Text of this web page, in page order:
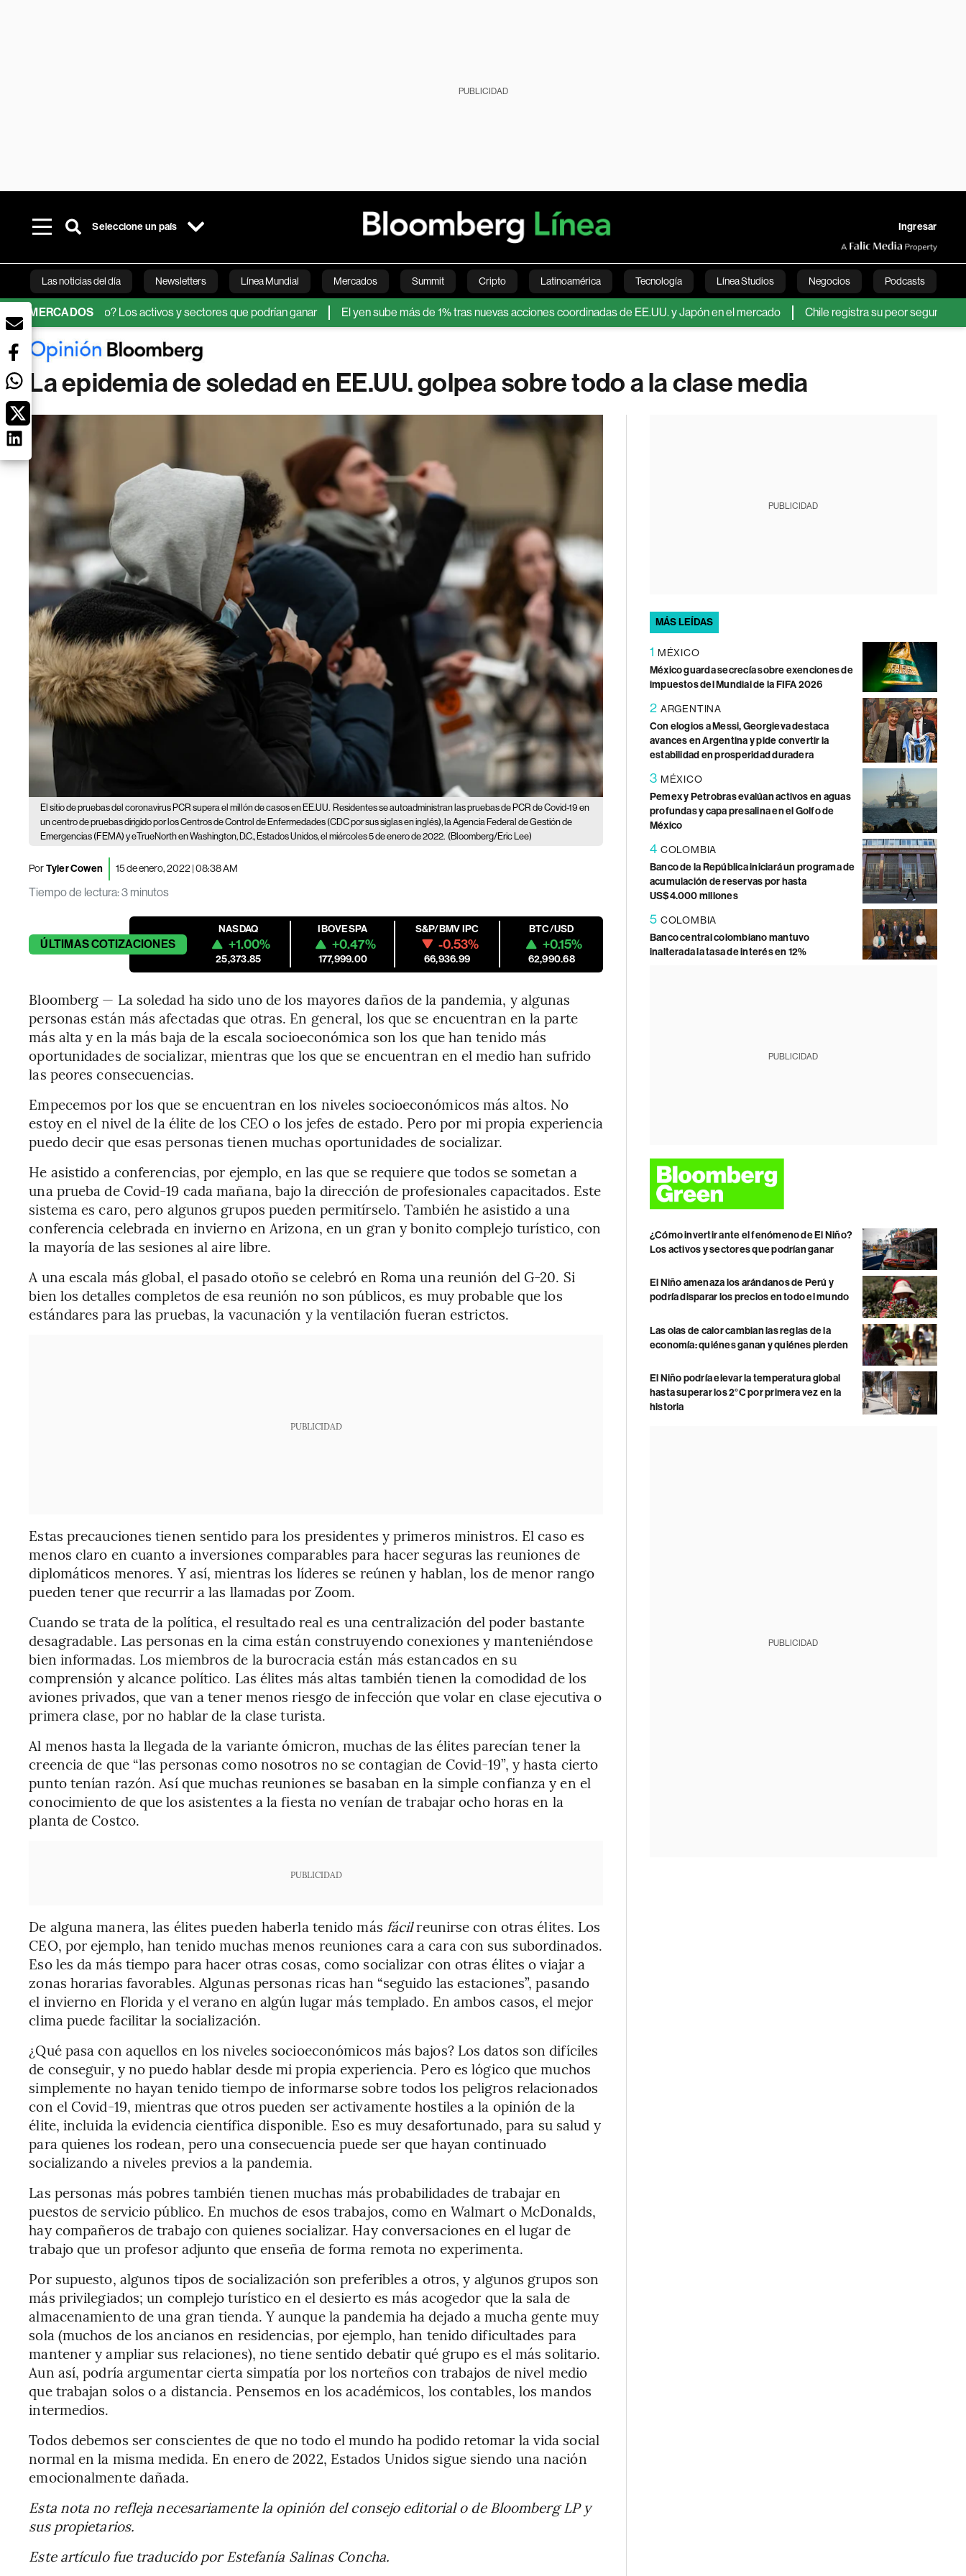
PUBLICIDAD
Seleccione un país Ingresar
Las noticias del día Newsletters Línea Mundial Mercados Summit Cripto Latinoamérica Tecnología Línea Studios Negocios Podcasts
Bloomberg Green Economía Estilo de vida Mundo Videos English
MERCADOS
de El Niño? Los activos y sectores que podrían ganar El yen sube más de 1% tras nuevas acciones coordinadas de EE.UU. y Japón en el mercado Chile registra su peor segundo trimestre
La epidemia de soledad en EE.UU. golpea sobre todo a la clase media
El sitio de pruebas del coronavirus PCR supera el millón de casos en EE.UU. Residentes se autoadministran las pruebas de PCR de Covid-19 en
un centro de pruebas dirigido por los Centros de Control de Enfermedades (CDC por sus siglas en inglés), la Agencia Federal de Gestión de
Emergencias (FEMA) y eTrueNorth en Washington, D.C., Estados Unidos, el miércoles 5 de enero de 2022. (Bloomberg/Eric Lee)
PorTyler Cowen 15 de enero, 2022 | 08:38 AM
Tiempo de lectura:3 minutos
ÚLTIMASCOTIZACIONES
NASDAQ
+1.00%
25,373.85
IBOVESPA
+0.47%
177,999.00
S&P/BMV IPC
-0.53%
66,936.99
BTC/USD
+0.15%
62,990.68
Bloomberg — La soledad ha sido uno de los mayores daños de la pandemia, y algunas
personas están más afectadas que otras. En general, los que se encuentran en la parte
más alta y en la más baja de la escala socioeconómica son los que han tenido más
oportunidades de socializar, mientras que los que se encuentran en el medio han sufrido
las peores consecuencias.
Empecemos por los que se encuentran en los niveles socioeconómicos más altos. No
estoy en el nivel de la élite de los CEO o los jefes de estado. Pero por mi propia experiencia
puedo decir que esas personas tienen muchas oportunidades de socializar.
He asistido a conferencias, por ejemplo, en las que se requiere que todos se sometan a
una prueba de Covid-19 cada mañana, bajo la dirección de profesionales capacitados. Este
sistema es caro, pero algunos grupos pueden permitírselo. También he asistido a una
conferencia celebrada en invierno en Arizona, en un gran y bonito complejo turístico, con
la mayoría de las sesiones al aire libre.
A una escala más global, el pasado otoño se celebró en Roma una reunión del G-20. Si
bien los detalles completos de esa reunión no son públicos, es muy probable que los
estándares para las pruebas, la vacunación y la ventilación fueran estrictos.
PUBLICIDAD
Estas precauciones tienen sentido para los presidentes y primeros ministros. El caso es
menos claro en cuanto a inversiones comparables para hacer seguras las reuniones de
diplomáticos menores. Y así, mientras los líderes se reúnen y hablan, los de menor rango
pueden tener que recurrir a las llamadas por Zoom.
Cuando se trata de la política, el resultado real es una centralización del poder bastante
desagradable. Las personas en la cima están construyendo conexiones y manteniéndose
bien informadas. Los miembros de la burocracia están más estancados en su
comprensión y alcance político. Las élites más altas también tienen la comodidad de los
aviones privados, que van a tener menos riesgo de infección que volar en clase ejecutiva o
primera clase, por no hablar de la clase turista.
Al menos hasta la llegada de la variante ómicron, muchas de las élites parecían tener la
creencia de que “las personas como nosotros no se contagian de Covid-19”, y hasta cierto
punto tenían razón. Así que muchas reuniones se basaban en la simple confianza y en el
conocimiento de que los asistentes a la fiesta no venían de trabajar ocho horas en la
planta de Costco.
PUBLICIDAD
De alguna manera, las élites pueden haberla tenido más fácilreunirse con otras élites. Los
CEO, por ejemplo, han tenido muchas menos reuniones cara a cara con sus subordinados.
Eso les da más tiempo para hacer otras cosas, como socializar con otras élites o viajar a
zonas horarias favorables. Algunas personas ricas han “seguido las estaciones”, pasando
el invierno en Florida y el verano en algún lugar más templado. En ambos casos, el mejor
clima puede facilitar la socialización.
¿Qué pasa con aquellos en los niveles socioeconómicos más bajos? Los datos son difíciles
de conseguir, y no puedo hablar desde mi propia experiencia. Pero es lógico que muchos
simplemente no hayan tenido tiempo de informarse sobre todos los peligros relacionados
con el Covid-19, mientras que otros pueden ser activamente hostiles a la opinión de la
élite, incluida la evidencia científica disponible. Eso es muy desafortunado, para su salud y
para quienes los rodean, pero una consecuencia puede ser que hayan continuado
socializando a niveles previos a la pandemia.
Las personas más pobres también tienen muchas más probabilidades de trabajar en
puestos de servicio público. En muchos de esos trabajos, como en Walmart o McDonalds,
hay compañeros de trabajo con quienes socializar. Hay conversaciones en el lugar de
trabajo que un profesor adjunto que enseña de forma remota no experimenta.
Por supuesto, algunos tipos de socialización son preferibles a otros, y algunos grupos son
más privilegiados; un complejo turístico en el desierto es más acogedor que la sala de
almacenamiento de una gran tienda. Y aunque la pandemia ha dejado a mucha gente muy
sola (muchos de los ancianos en residencias, por ejemplo, han tenido dificultades para
mantener y ampliar sus relaciones), no tiene sentido debatir qué grupo es el más solitario.
Aun así, podría argumentar cierta simpatía por los norteños con trabajos de nivel medio
que trabajan solos o a distancia. Pensemos en los académicos, los contables, los mandos
intermedios.
Todos debemos ser conscientes de que no todo el mundo ha podido retomar la vida social
normal en la misma medida. En enero de 2022, Estados Unidos sigue siendo una nación
emocionalmente dañada.
Esta nota no refleja necesariamente la opinión del consejo editorial o de Bloomberg LP y
sus propietarios.
Este artículo fue traducido por Estefanía Salinas Concha.
PUBLICIDAD
MÁS LEÍDAS
1 MÉXICO
México guarda secrecía sobre exenciones de
impuestos del Mundial de la FIFA 2026
2 ARGENTINA
Con elogios a Messi, Georgieva destaca
avances en Argentina y pide convertir la
estabilidad en prosperidad duradera
3 MÉXICO
Pemex y Petrobras evalúan activos en aguas
profundas y capa presalina en el Golfo de
México
4 COLOMBIA
Banco de la República iniciará un programa de
acumulación de reservas por hasta
US$4.000 millones
5 COLOMBIA
Banco central colombiano mantuvo
inalterada la tasa de interés en 12%
PUBLICIDAD
¿Cómo invertir ante el fenómeno de El Niño?
Los activos y sectores que podrían ganar
El Niño amenaza los arándanos de Perú y
podría disparar los precios en todo el mundo
Las olas de calor cambian las reglas de la
economía: quiénes ganan y quiénes pierden
El Niño podría elevar la temperatura global
hasta superar los 2°C por primera vez en la
historia
PUBLICIDAD